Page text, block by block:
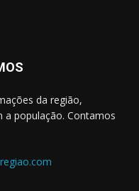
da região,
a população. Contamos